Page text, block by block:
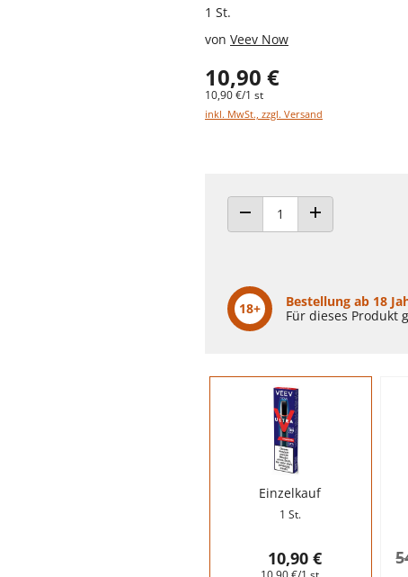
1 St.
von Veev Now
10,90 €
10,90 €/1 st
inkl. MwSt., zzgl. Versand
ANZAHL VERRINGERNANZAHL ERHÖHEN
18+
Bestellung ab 18
Für dieses Produkt
Einzelkauf
1 St.
10,90 €